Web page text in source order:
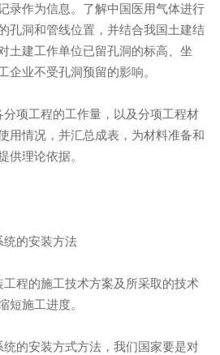
录作为信息。了解中国医用气体进行
孔洞和管线位置，并结合我国土建结
土建工作单位已留孔洞的标高、坐
企业不受孔洞预留的影响。
项工程的工作量，以及分项工程材
用情况，并汇总成表，为材料准备和
供理论依据。
统的安装方法
程的施工技术方案及所采取的技术
短施工进度。
的安装方式方法，我们国家要是对